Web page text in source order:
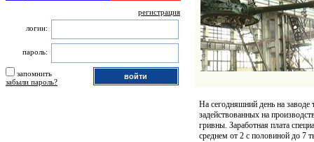
На сегодняшний день на заводе
задействованных на
гривны. Заработная плата
среднем от 2 с половиной до 7
регистрация
логин:
пароль:
запомнить
забыли пароль?